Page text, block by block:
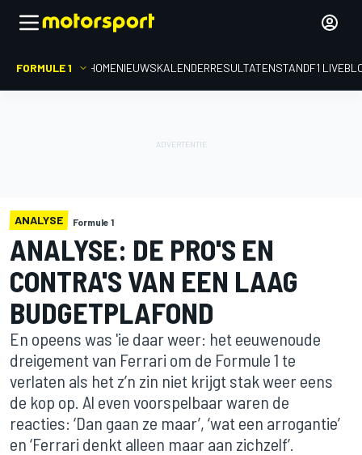
FORMULE 1 HOMENIEUWSKALENDERRESULTATENSTANDF1
ANALYSE Formule 1
ANALYSE: DE PRO'S EN
CONTRA'S VAN EEN LAAG
BUDGETPLAFOND
En opeens was 'ie daar weer: het eeuwenoude
dreigement van Ferrari om de Formule 1 te
verlaten als het z’n zin niet krijgt stak weer eens
de kop op. Al even voorspelbaar waren de
reacties: ‘Dan gaan ze maar’, ‘wat een arrogantie’
en ‘Ferrari denkt alleen maar aan zichzelf’.